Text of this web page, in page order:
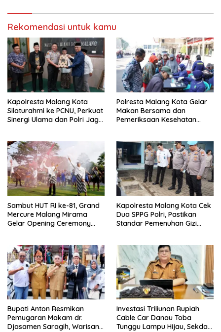
Rekomendasi untuk kamu
Kapolresta Malang Kota
Silaturahmi ke PCNU, Perkuat
Sinergi Ulama dan Polri Jaga
Polresta Malang Kota Gelar
Makan Bersama dan
Pemeriksaan Kesehatan
Sambut HUT RI ke-81, Grand
Mercure Malang Mirama
Gelar Opening Ceremony
Kapolresta Malang Kota Cek
Dua SPPG Polri, Pastikan
Standar Pemenuhan Gizi
Bupati Anton Resmikan
Pemugaran Makam dr.
Djasamen Saragih, Warisan
Investasi Triliunan Rupiah
Cable Car Danau Toba
Tunggu Lampu Hijau, Sekda